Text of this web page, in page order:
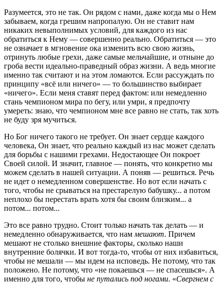
Разумеется, это не так. Он рядом с нами, даже когда мы о Нем
забываем, когда грешим напропалую. Он не ставит нам
никаких невыполнимых условий, для каждого из нас
обратиться к Нему — совершенно реально. Обратиться — это
не означает в мгновение ока изменить всю свою жизнь,
отринуть любые грехи, даже самые мельчайшие, и отныне до
гроба вести идеально-праведный образ жизни. А ведь многие
именно так считают и на этом ломаются. Если рассуждать по
принципу «всё или ничего» — то большинство выбирает
«ничего». Если меня ставят перед фактом: или немедленно
стань чемпионом мира по бегу, или умри, я предпочту
умереть: знаю, что чемпионом мне все равно не стать, так хоть
не буду зря мучиться.
Но Бог ничего такого не требует. Он знает сердце каждого
человека, Он знает, что реально каждый из нас может сделать
для борьбы с нашими грехами. Недостающее Он покроет
Своей силой. И значит, главное — понять, что конкретно мы
можем сделать в нашей ситуации. А поняв — решиться. Речь
не идет о немедленном совершенстве. Но вот если начать с
того, чтобы не срываться на престарелую бабушку... а потом
неплохо бы перестать врать хотя бы своим близким... а
потом... потом...
Это все равно трудно. Стоит только начать так делать — и
немедленно обнаруживается, что нам мешают. Причем
мешают не столько внешние факторы, сколько наши
внутренние болячки. И вот тогда-то, чтобы от них избавиться,
чтобы не мешали — мы идем на исповедь. Не потому, что так
положено. Не потому, что «не покаешься — не спасешься». А
именно для того, чтобы не путались под ногами. «Свергнем с